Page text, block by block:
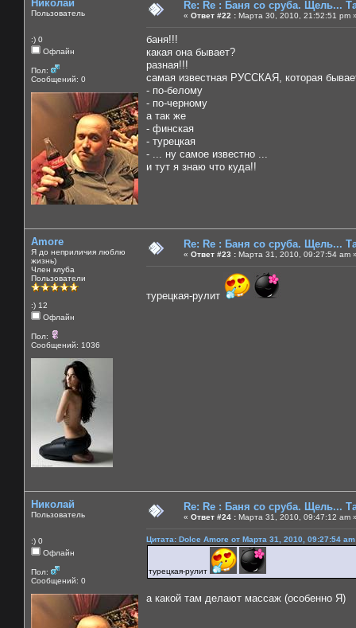
Николай
Пользователь
:) 0
Офлайн
Пол:
Сообщений: 0
Re: Re : Баня со сруба. Щель...
« Ответ #22 : Марта 30, 2010, 21:52:51 pm
баня!!!
какая она бывает?
разная!!!
самая известная РУССКАЯ, которая
- по-белому
- по-черному
а так же
- финская
- турецкая
- ... ну самое известно ...
и тут я знаю что куда!!
Amore
Я до неприличия люблю
жизнь)
Член клуба
Пользователи
:) 12
Офлайн
Пол:
Сообщений: 1036
Re: Re : Баня со сруба. Щель...
« Ответ #23 : Марта 31, 2010, 09:27:54 am
турецкая-рулит
Николай
Пользователь
:) 0
Офлайн
Пол:
Сообщений: 0
Re: Re : Баня со сруба. Щель...
« Ответ #24 : Марта 31, 2010, 09:47:12 am
Цитата: Dolce Amore от Марта 31, 2010, 09:27:54 am
турецкая-рулит
а какой там делают массаж (особенно Я)